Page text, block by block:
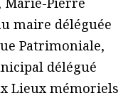
maire déléguée
Patrimoniale,
délégué
Lieux mémoriels